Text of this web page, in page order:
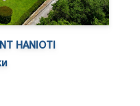
HANIOTI